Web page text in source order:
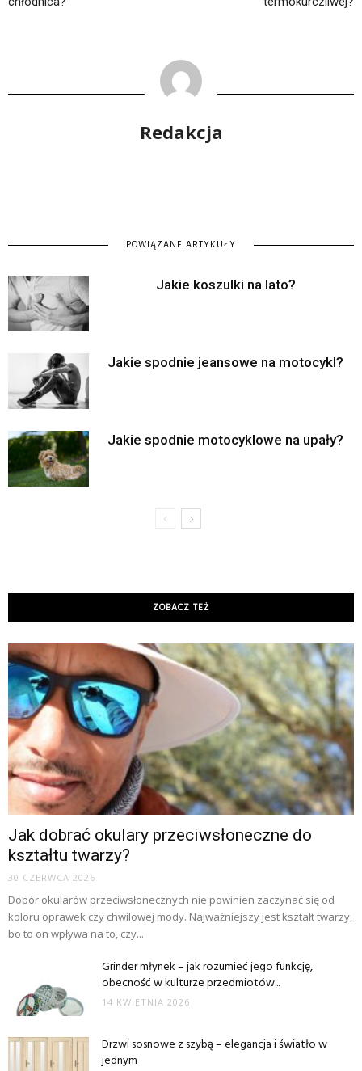
Redakcja
POWIĄZANE ARTYKUŁY
Jakie koszulki na lato?
Jakie spodnie jeansowe na motocykl?
Jakie spodnie motocyklowe na upały?
ZOBACZ TEŻ
Jak dobrać okulary przeciwsłoneczne do
kształtu twarzy?
30 CZERWCA 2026
Dobór okularów przeciwsłonecznych nie powinien zaczynać się od
koloru oprawek czy chwilowej mody. Najważniejszy jest kształt twarzy,
bo to on wpływa na to, czy...
Grinder młynek – jak rozumieć jego funkcję,
obecność w kulturze przedmiotów...
14 KWIETNIA 2026
Drzwi sosnowe z szybą – elegancja i światło w
jednym